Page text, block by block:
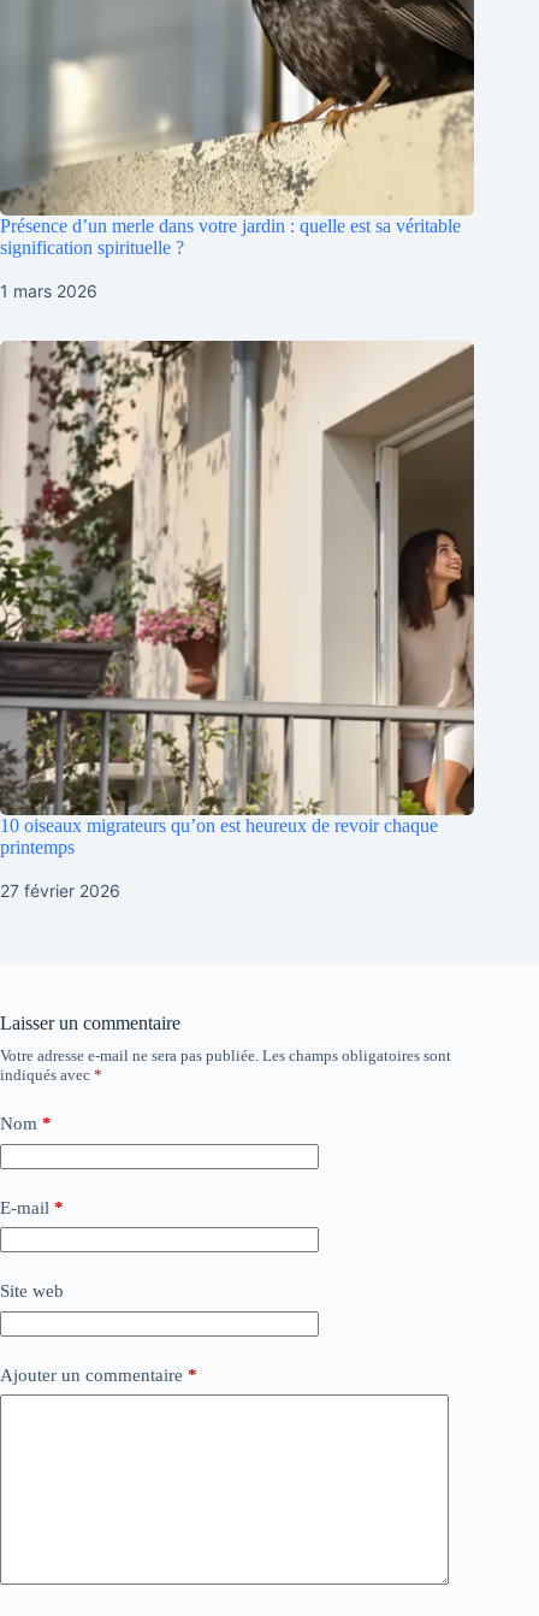
Présence d’un merle dans votre jardin : quelle est sa véritable
signification spirituelle ?
1 mars 2026
10 oiseaux migrateurs qu’on est heureux de revoir chaque
printemps
27 février 2026
Laisser un commentaire
Votre adresse e-mail ne sera pas publiée. Les champs obligatoires sont
indiqués avec *
Nom *
E-mail *
Site web
Ajouter un commentaire *